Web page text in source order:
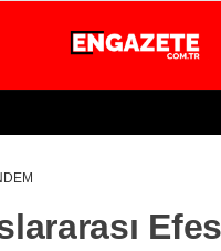
27.3